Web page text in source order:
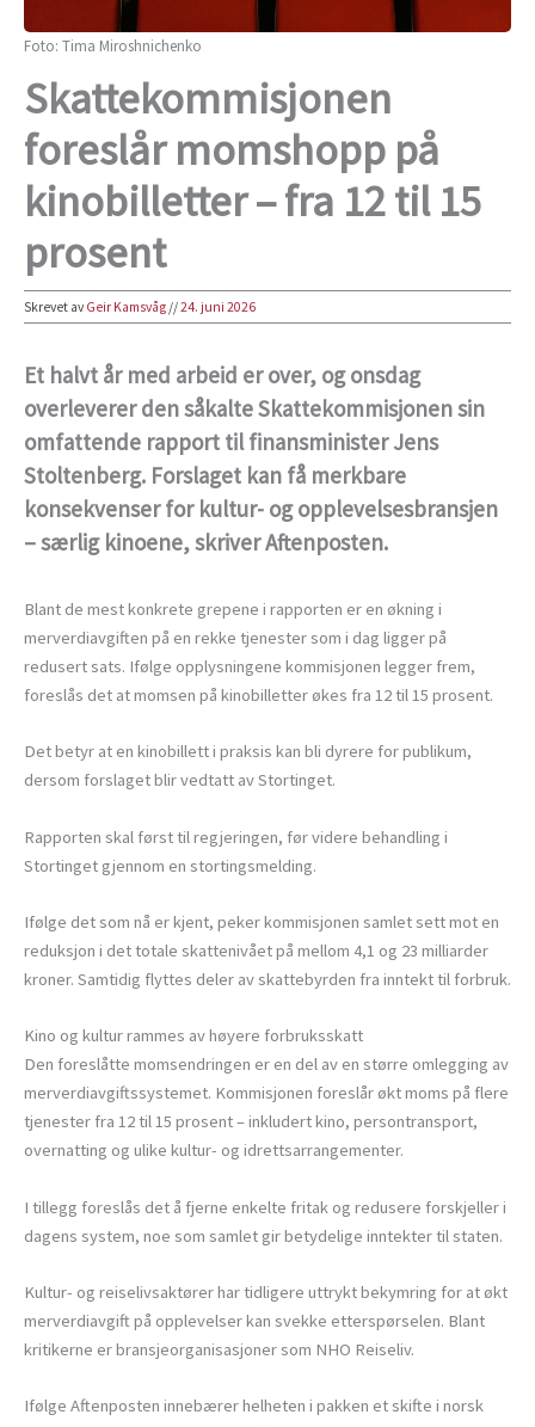
Foto: Tima Miroshnichenko
Skattekommisjonen
foreslår momshopp på
kinobilletter – fra 12 til 15
prosent
Skrevet avGeir Kamsvåg //24. juni 2026
Et halvt år med arbeid er over, og onsdag
overleverer den såkalte Skattekommisjonen sin
omfattende rapport til finansminister Jens
Stoltenberg. Forslaget kan få merkbare
konsekvenser for kultur- og opplevelsesbransjen
– særlig kinoene, skriver Aftenposten.
Blant de mest konkrete grepene i rapporten er en økning i
merverdiavgiften på en rekke tjenester som i dag ligger på
redusert sats. Ifølge opplysningene kommisjonen legger frem,
foreslås det at momsen på kinobilletter økes fra 12 til 15 prosent.
Det betyr at en kinobillett i praksis kan bli dyrere for publikum,
dersom forslaget blir vedtatt av Stortinget.
Rapporten skal først til regjeringen, før videre behandling i
Stortinget gjennom en stortingsmelding.
Ifølge det som nå er kjent, peker kommisjonen samlet sett mot en
reduksjon i det totale skattenivået på mellom 4,1 og 23 milliarder
kroner. Samtidig flyttes deler av skattebyrden fra inntekt til forbruk.
Kino og kultur rammes av høyere forbruksskatt
Den foreslåtte momsendringen er en del av en større omlegging av
merverdiavgiftssystemet. Kommisjonen foreslår økt moms på flere
tjenester fra 12 til 15 prosent – inkludert kino, persontransport,
overnatting og ulike kultur- og idrettsarrangementer.
I tillegg foreslås det å fjerne enkelte fritak og redusere forskjeller i
dagens system, noe som samlet gir betydelige inntekter til staten.
Kultur- og reiselivsaktører har tidligere uttrykt bekymring for at økt
merverdiavgift på opplevelser kan svekke etterspørselen. Blant
kritikerne er bransjeorganisasjoner som NHO Reiseliv.
Ifølge Aftenposten innebærer helheten i pakken et skifte i norsk